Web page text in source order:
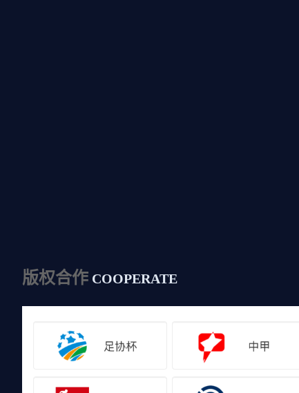
版权合作 COOPERATE